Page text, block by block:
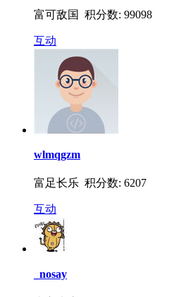
富可敌国 积分数: 99098
互动
wlmqgzm
富足长乐 积分数: 6207
互动
_nosay